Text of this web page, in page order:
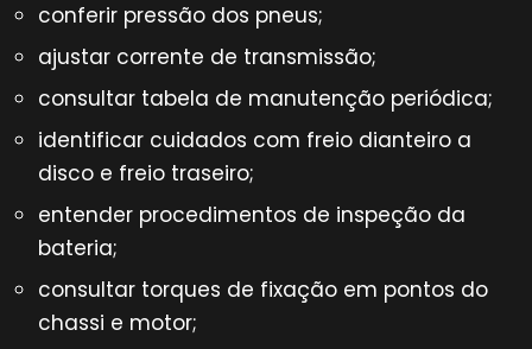
conferir pressão dos pneus;
ajustar corrente de transmissão;
consultar tabela de manutenção periódica;
identificar cuidados com freio dianteiro a
disco e freio traseiro;
entender procedimentos de inspeção da
bateria;
consultar torques de fixação em pontos do
chassi e motor;